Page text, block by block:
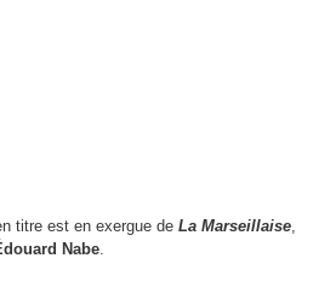
titre est en exergue de La Marseillaise,
Nabe.